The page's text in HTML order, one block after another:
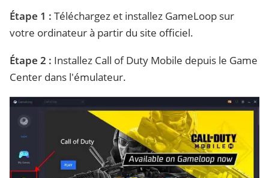
Étape 1 : Téléchargez et installez GameLoop sur
votre ordinateur à partir du site officiel.
Étape 2 : Installez Call of Duty Mobile depuis le Game
Center dans l'émulateur.